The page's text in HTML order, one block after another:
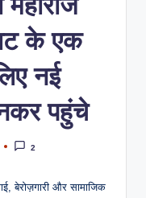
के एक
नई
पहुंचे
2
बेरोज़गारी और सामाजिक